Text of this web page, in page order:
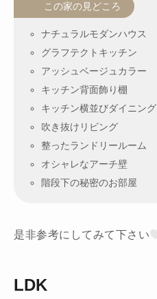
この家の見どころ
ナチュラルモダンハウス
グラフテクトキッチン
アッシュベージュカラー
キッチン背面飾り棚
キッチン横並びダイニング
吹き抜けリビング
整ったランドリールーム
オシャレなアーチ壁
階段下の秘密のお部屋
是非参考にしてみて下さい
LDK